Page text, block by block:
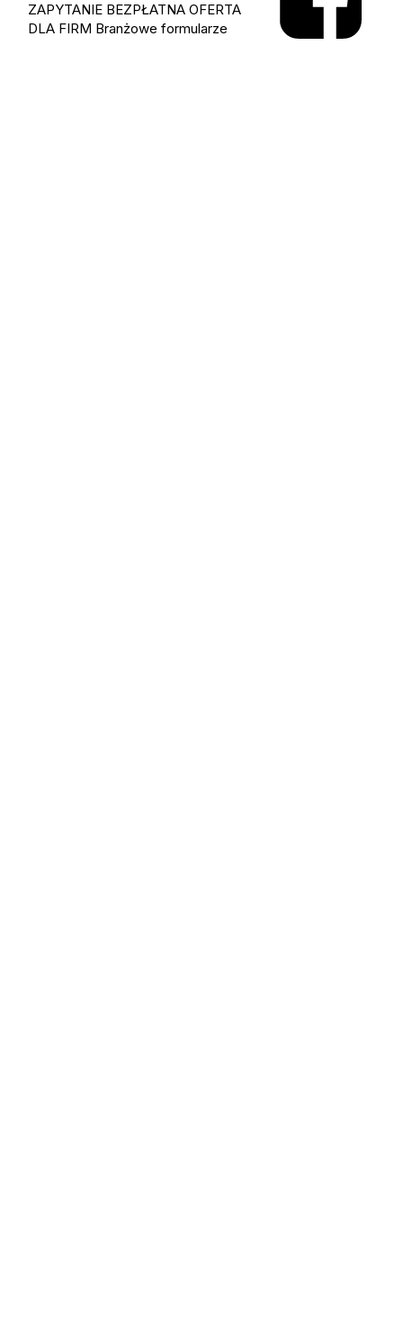
ZAPYTANIE BEZPŁATNA OFERTA
DLA FIRM Branżowe formularze